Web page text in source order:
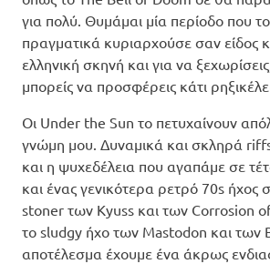
για πολύ. Θυμάμαι μία περίοδο που
πραγματικά κυριαρχούσε σαν είδος
ελληνική σκηνή και για να
μπορείς να προσφέρεις κάτι
Οι Under the Sun το πετυχαίνουν
γνώμη μου. Δυναμικά και σκληρά
και η ψυχεδέλεια που αγαπάμε σε
και ένας γενικότερα ρετρό 70s ήχος
stoner των Kyuss και των Corrosion
το sludgy ήχο των Mastodon και των
αποτέλεσμα έχουμε ένα άκρως